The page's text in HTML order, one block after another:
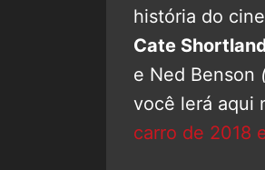
história do
Cate
e Ned Benson
você lerá aqui
carro de 2018